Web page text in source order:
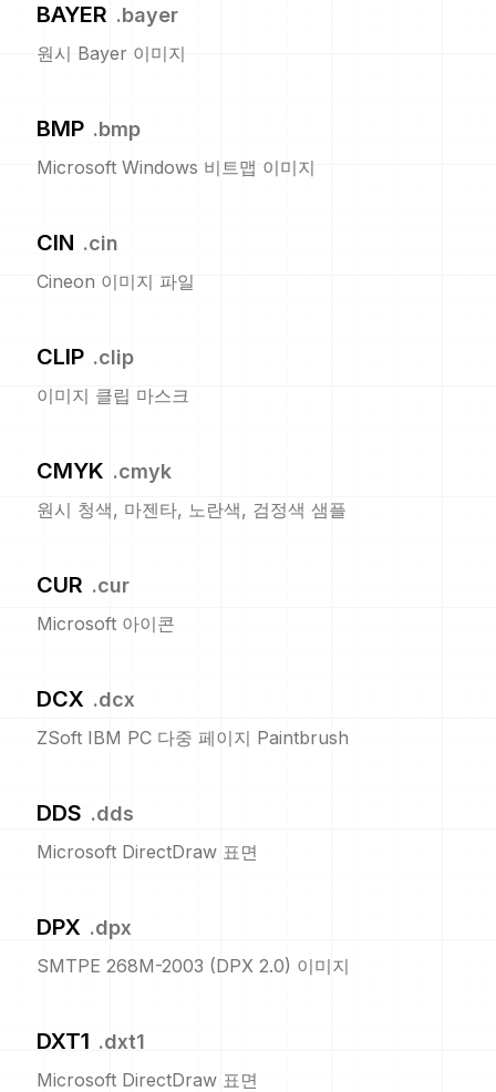
BAYER .bayer
원시 Bayer 이미지
BMP .bmp
Microsoft Windows 비트맵 이미지
CIN .cin
Cineon 이미지 파일
CLIP .clip
이미지 클립 마스크
CMYK .cmyk
원시 청색, 마젠타, 노란색, 검정색 샘플
CUR .cur
Microsoft 아이콘
DCX .dcx
ZSoft IBM PC 다중 페이지 Paintbrush
DDS .dds
Microsoft DirectDraw 표면
DPX .dpx
SMTPE 268M-2003 (DPX 2.0) 이미지
DXT1 .dxt1
Microsoft DirectDraw 표면